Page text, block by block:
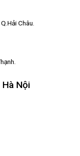
Châu.
Hà Nội